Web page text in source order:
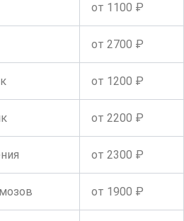
от 1100 ₽
от 2700 ₽
от 1200 ₽
от 2200 ₽
от 2300 ₽
от 1900 ₽